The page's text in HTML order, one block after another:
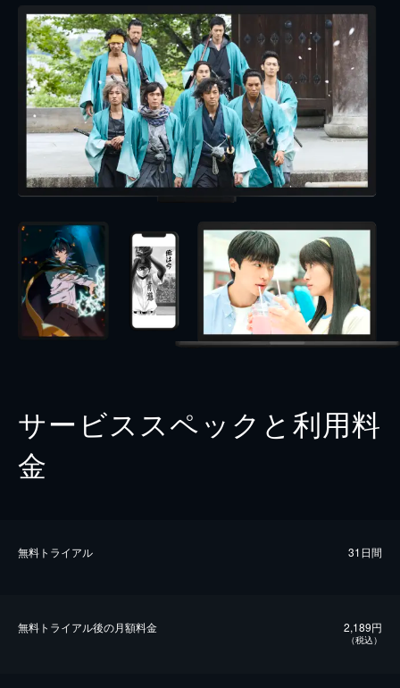
サービススペックと利用料
金
無料トライアル 31日間
無料トライアル後の⽉額料金 2,189円
（税込）